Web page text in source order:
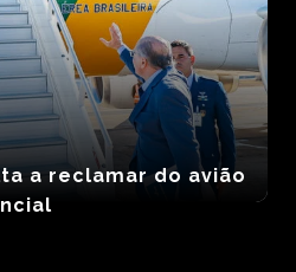
a reclamar do avião